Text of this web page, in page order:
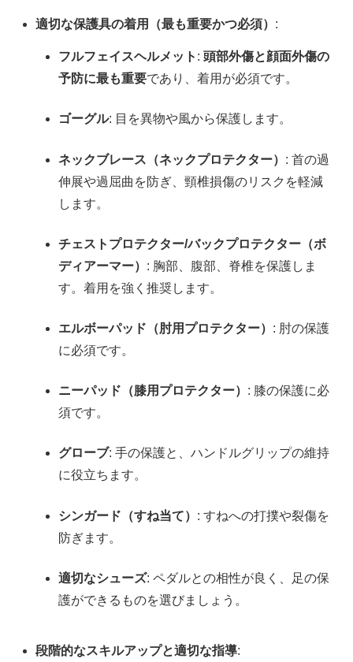
適切な保護具の着用（最も重要かつ必須） :
フルフェイスヘルメット :頭部外傷と顔面外傷の
予防に最も重要であり、着用が必須です。
ゴーグル: 目を異物や風から保護します。
ネックブレース（ネックプロテクター） : 首の過
伸展や過屈曲を防ぎ、頸椎損傷のリスクを軽減
します。
チェストプロテクター/バックプロテクター（ボ
ディアーマー） : 胸部、腹部、脊椎を保護しま
す。着用を強く推奨します。
エルボーパッド（肘用プロテクター） : 肘の保護
に必須です。
ニーパッド（膝用プロテクター） : 膝の保護に必
須です。
グローブ: 手の保護と、ハンドルグリップの維持
に役立ちます。
シンガード（すね当て） : すねへの打撲や裂傷を
防ぎます。
適切なシューズ: ペダルとの相性が良く、足の保
護ができるものを選びましょう。
段階的なスキルアップと適切な指導: